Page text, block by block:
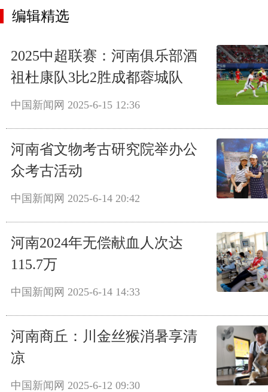
编辑精选
2025中超联赛：河南俱乐部酒
祖杜康队3比2胜成都蓉城队
中国新闻网 2025-6-15 12:36
河南省文物考古研究院举办公
众考古活动
中国新闻网 2025-6-14 20:42
河南2024年无偿献血人次达
115.7万
中国新闻网 2025-6-14 14:33
河南商丘：川金丝猴消暑享清
凉
中国新闻网 2025-6-12 09:30